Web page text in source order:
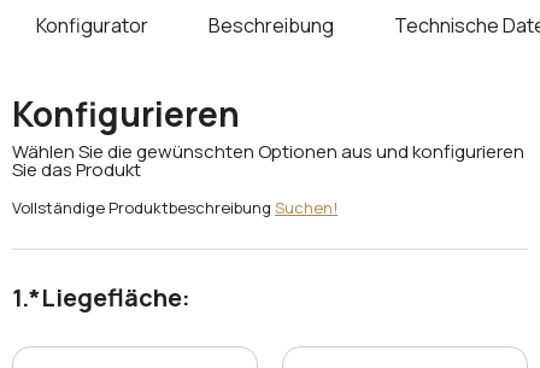
Konfigurator Beschreibung Technische
Konfigurieren
Wählen Sie die gewünschten Optionen aus und konfigurieren
Sie das Produkt
Vollständige Produktbeschreibung Suchen!
*Liegefläche: